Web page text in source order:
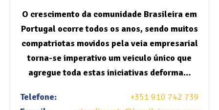
O crescimento da comunidade Brasileira em
Portugal ocorre todos os anos, sendo muitos
compatriotas movidos pela veia empresarial
torna-se imperativo um veiculo único que
agregue toda estas iniciativas deforma…
Telefone:
+351 910 742 739